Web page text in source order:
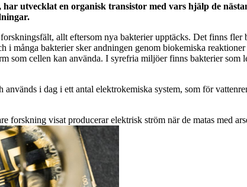
utvecklat en organisk transistor med vars hjälp de
allt eftersom nya bakterier upptäcks. Det finns
många bakterier sker andningen genom biokemiska
som cellen kan använda. I syrefria miljöer finns bakterier som
i dag i ett antal elektrokemiska system, som för
forskning visat producerar elektrisk ström när de matas med